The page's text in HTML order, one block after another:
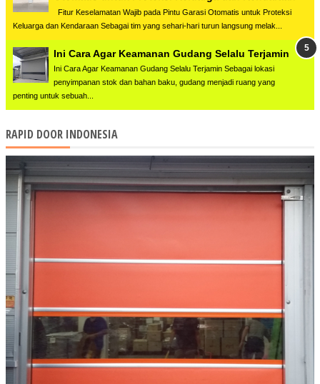
Fitur Keselamatan Wajib pada Pintu Garasi Otomatis untuk Proteksi
Keluarga dan Kendaraan Sebagai tim yang sehari-hari turun langsung melak...
Ini Cara Agar Keamanan Gudang Selalu Terjamin
Ini Cara Agar Keamanan Gudang Selalu Terjamin Sebagai lokasi
penyimpanan stok dan bahan baku, gudang menjadi ruang yang
penting untuk sebuah...
RAPID DOOR INDONESIA